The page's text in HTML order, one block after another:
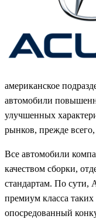
американское
автомобили
улучшенных
рынков, прежде
Все автомобили
качеством сборки,
стандартам. По сути,
премиум класса
опосредованный